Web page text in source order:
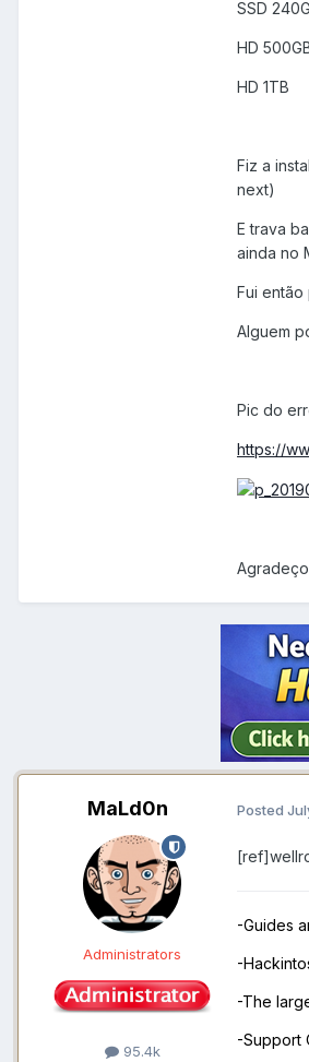
SSD
HD
HD 1TB
Fiz a
next)
E trava
ainda no
Fui então
Alguem
Pic do
https://
MaLd0n
Administrators
95.4k
Posted
-Guides
-
-The
-Support